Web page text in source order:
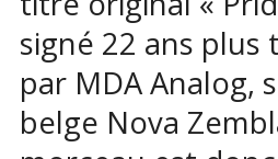
signé 22 ans plus
par MDA Analog,
belge Nova